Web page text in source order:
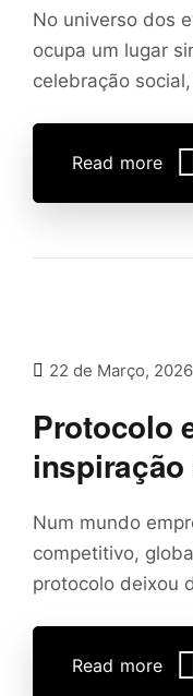
No universo dos
ocupa um lugar
celebração
Read more
22 de Março, 2026
Protocolo
Num mundo
competitivo,
protocolo deixou
Read more